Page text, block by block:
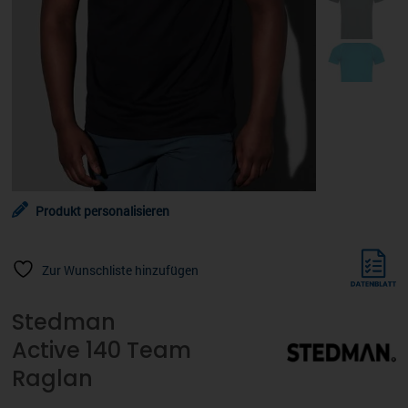
Produkt personalisieren
Zur Wunschliste hinzufügen
Stedman
Active 140 Team
Raglan